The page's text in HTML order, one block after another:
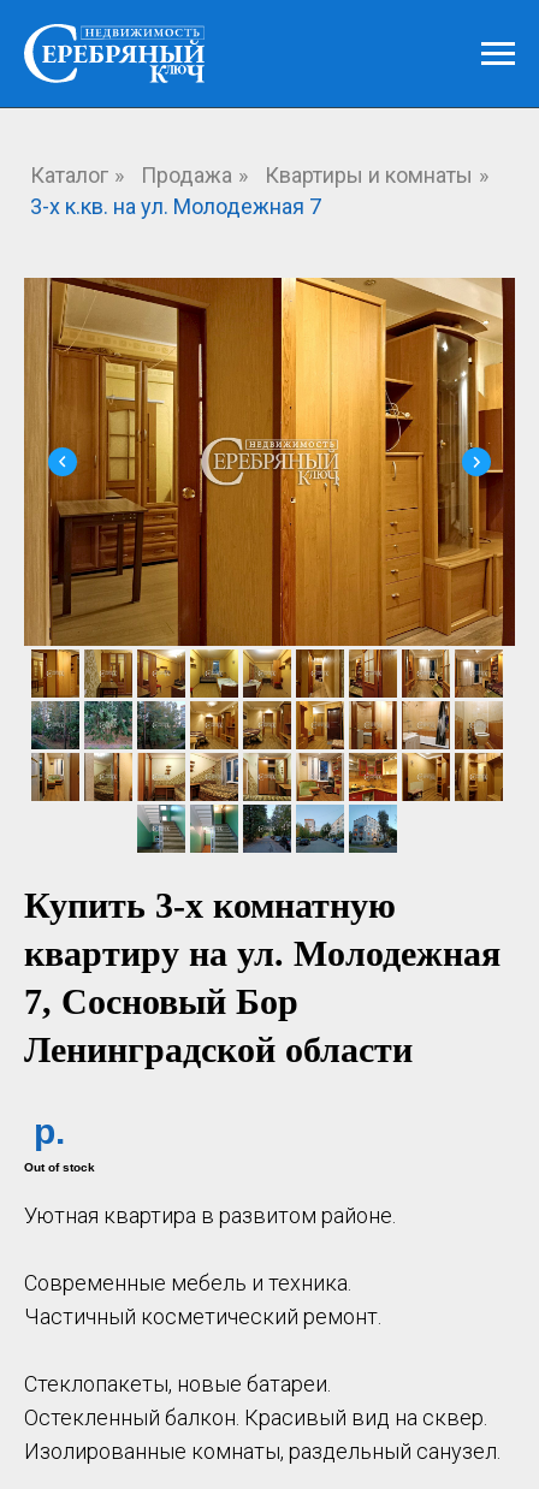
Каталог » Продажа » Квартиры и комнаты »
3-х к.кв. на ул. Молодежная 7
Купить 3-х комнатную
квартиру на ул. Молодежная
7, Сосновый Бор
Ленинградской области
р.
Out of stock
Уютная квартира в развитом районе.
Современные мебель и техника.
Частичный косметический ремонт.
Стеклопакеты, новые батареи.
Остекленный балкон. Красивый вид на сквер.
Изолированные комнаты, раздельный санузел.